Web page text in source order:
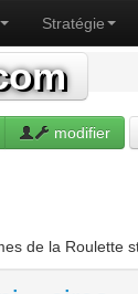
Stratégie
modifier
de la Roulette